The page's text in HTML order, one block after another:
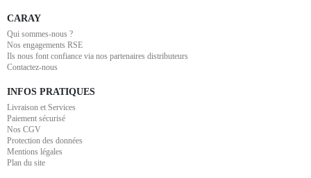
CARAY
Qui sommes-nous ?
Nos engagements RSE
Ils nous font confiance via nos partenaires distributeurs
Contactez-nous
INFOS PRATIQUES
Livraison et Services
Paiement sécurisé
Nos CGV
Protection des données
Mentions légales
Plan du site